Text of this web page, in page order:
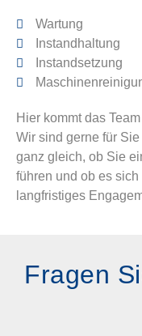
Wartung
Instandhaltung
Instandsetzung
Hier kommt das
Wir sind gerne für
ganz gleich, ob Sie
führen und ob es
langfristiges
Fragen